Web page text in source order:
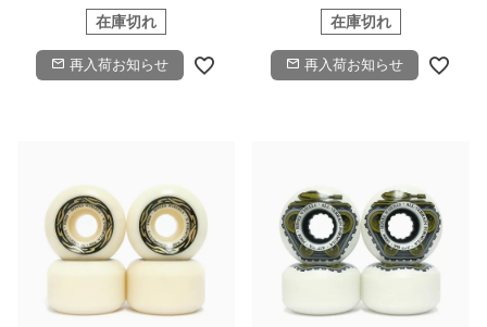
在庫切れ
再入荷お知らせ
在庫切れ
再入荷お知らせ
8.4inch
8.7inch
8.5inch
8.8inch
64mm
72mm
練習用アイテム（初心者におすすめ）
スケートケース・バッグ
27.5cm
29cm
キャップ
ソックス